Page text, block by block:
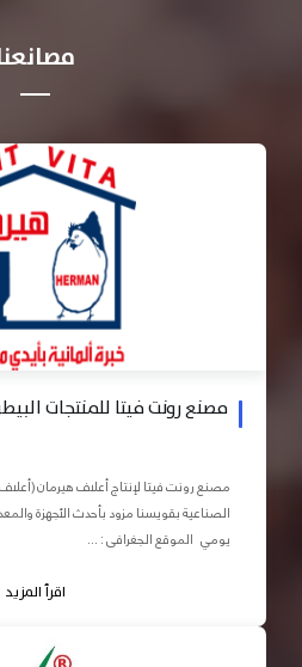
مصنع رونت فيتا للمنتجات
مصنع رونت فيتا لإنتاج أعلاف هيرمان
يومي الموقع الجغرافى : ...
اقرأ المزيد